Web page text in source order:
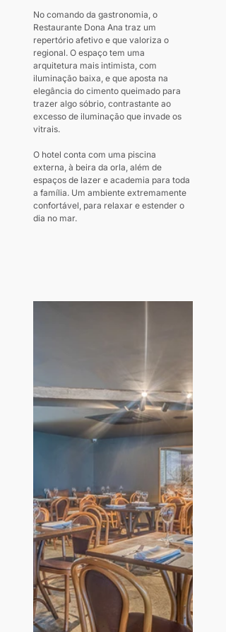
No comando da gastronomia, o
Restaurante Dona Ana traz um
repertório afetivo e que valoriza o
regional. O espaço tem uma
arquitetura mais intimista, com
iluminação baixa, e que aposta na
elegância do cimento queimado para
trazer algo sóbrio, contrastante ao
excesso de iluminação que invade os
vitrais.
O hotel conta com uma piscina
externa, à beira da orla, além de
espaços de lazer e academia para toda
a família. Um ambiente extremamente
confortável, para relaxar e estender o
dia no mar.